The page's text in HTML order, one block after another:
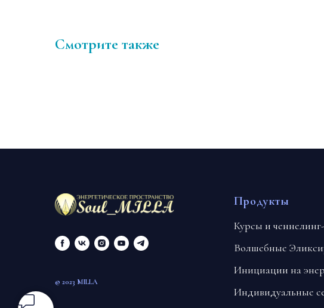
Смотрите также
© 2023 MILLA
Продукты
Курсы и
Волшебные
Инициации на
Индивидуальные